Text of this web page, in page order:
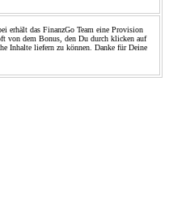
erhält das FinanzGo Team eine Provision
von dem Bonus, den Du durch klicken auf
Inhalte liefern zu können. Danke für Deine